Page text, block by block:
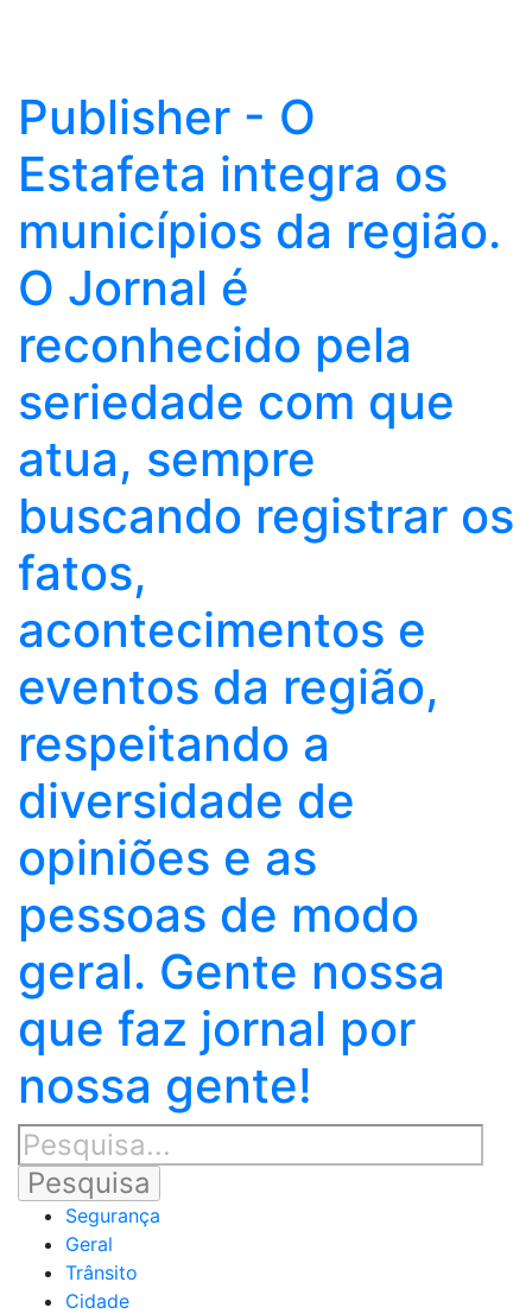
Publisher - O
Estafeta integra os
municípios da região.
O Jornal é
reconhecido pela
seriedade com que
atua, sempre
buscando registrar os
fatos,
acontecimentos e
eventos da região,
respeitando a
diversidade de
opiniões e as
pessoas de modo
geral. Gente nossa
que faz jornal por
nossa gente!
Segurança
Geral
Trânsito
Cidade